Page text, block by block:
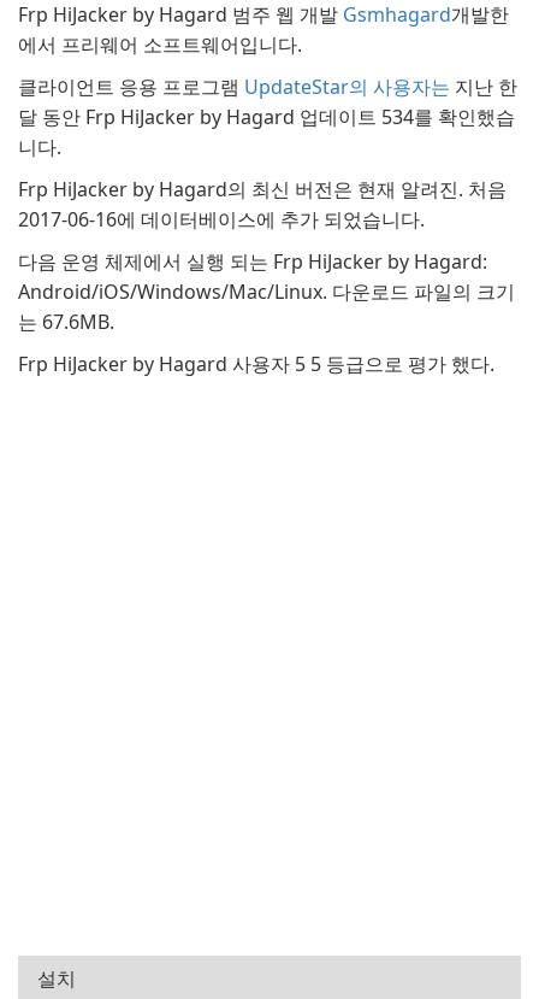
Frp HiJacker by Hagard 범주 웹 개발 Gsmhagard개발한
에서 프리웨어 소프트웨어입니다.
클라이언트 응용 프로그램 UpdateStar의 사용자는 지난 한
달 동안 Frp HiJacker by Hagard 업데이트 534를 확인했습
니다.
Frp HiJacker by Hagard의 최신 버전은 현재 알려진. 처음
2017-06-16에 데이터베이스에 추가 되었습니다.
다음 운영 체제에서 실행 되는 Frp HiJacker by Hagard:
Android/iOS/Windows/Mac/Linux. 다운로드 파일의 크기
는 67.6MB.
Frp HiJacker by Hagard 사용자 5 5 등급으로 평가 했다.
설치